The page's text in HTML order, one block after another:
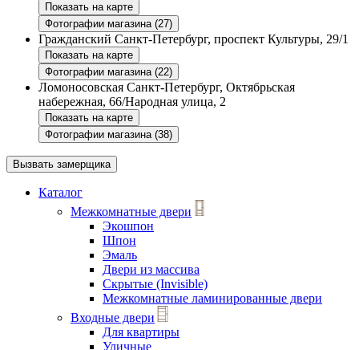
Показать на карте
Фотографии магазина (27)
Гражданский Санкт-Петербург, проспект Культуры, 29/1
Показать на карте
Фотографии магазина (22)
Ломоносовская Санкт-Петербург, Октябрьская
набережная, 66/Народная улица, 2
Показать на карте
Фотографии магазина (38)
Вызвать замерщика
Каталог
Межкомнатные двери
Экошпон
Шпон
Эмаль
Двери из массива
Скрытые (Invisible)
Межкомнатные ламинированные двери
Входные двери
Для квартиры
Уличные